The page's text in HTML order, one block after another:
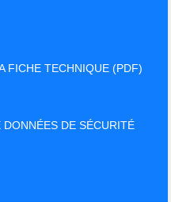
FICHE TECHNIQUE (PDF)
DE SÉCURITÉ